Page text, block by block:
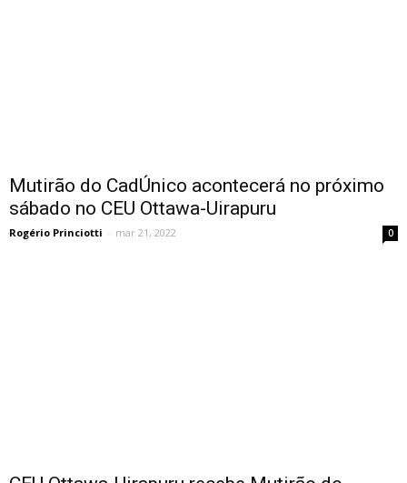
Mutirão do CadÚnico acontecerá no próximo
sábado no CEU Ottawa-Uirapuru
Rogério Princiotti - mar 21, 2022 0